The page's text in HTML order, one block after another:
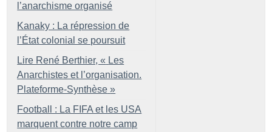
l’anarchisme organisé
Kanaky : La répression de
l’État colonial se poursuit
Lire René Berthier, « Les
Anarchistes et l’organisation.
Plateforme-Synthèse »
Football : La FIFA et les USA
marquent contre notre camp